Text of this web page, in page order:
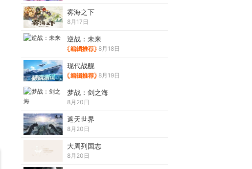
雾海之下
8月17日
逆战：未来
8月18日
现代战舰
8月19日
梦战：剑之海
8月20日
遮天世界
8月20日
大周列国志
8月20日